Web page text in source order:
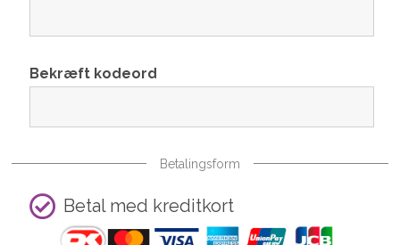
Bekræft kodeord
Betalingsform
Betal med kreditkort